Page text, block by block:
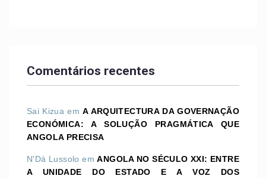
Comentários recentes
Sai Kizua emA ARQUITECTURA DA GOVERNAÇÃO
ECONÓMICA: A SOLUÇÃO PRAGMÁTICA QUE
ANGOLA PRECISA
N'Dá Lussolo emANGOLA NO SÉCULO XXI: ENTRE
A UNIDADE DO ESTADO E A VOZ DOS